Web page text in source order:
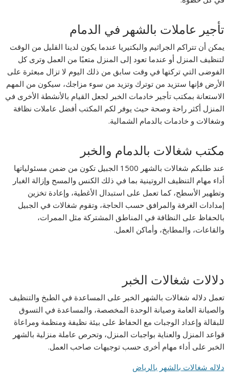
تأجير عاملات بالشهر في الدمام
يمكن أن تتراكم الجراثيم والبكتيريا عندما يكون لدينا القليل من الوقت
لتنظيف المنزل أو عندما تعود إلى المنزل متعبًا من العمل وترى كل
الفوضى التي تركتها في وقت سابق من ذلك اليوم لا تزال مبعثرة على
الأرض فإنها ستزيد من توترك وتزيد من سوء مزاجك، سيكون من المهم
الاستعانة بمكتب تأجير خادمات الخبر لجعل القيام بالأنشطة الأخرى في
المنزل أكثر راحة وصحة حيث يوفر لكم المكتب أفضل عاملات نظافة
وشغالات و خادمات بالدمام الشمالية.
مكتب شغالات بالدمام والخبر
عند طلبكم شغالات بالشهر 1500 الجبيل تكون من ضمن مسئولياتها
أداء مهام التنظيف الروتينية بما في ذلك الكنس والمسح وإزالة الغبار
وتطهير الأسطح، كما تعمل على استبدال الأغطية، وإعادة تخزين
إمدادات الغرفة والمرافق حسب الحاجة، وتقوم شغالات في الجبيل
بالحفاظ على النظافة في المناطق المشتركة مثل الممرات،
والقاعات، والمطابخ، وأماكن العمل.
دلالات شغالات الخبر
تعمل دلاله شغالات بالشهر الخبر على المساعدة في الطبخ والتنظيف
والصيانة العامة وصيانة الوحدة المخصصة، والمساعدة في التسوق
للبقالة وإعداد الوجبات مع الحفاظ على بيئة نظيفة ومنظمة ومراعاة
قواعد المنزل والعناية بواجبات المنزل، وتحرص عاملة منزلية بالشهر
الخبر على أداء مهام أخرى حسب توجيهات صاحب العمل.
دلاله شغالات بالشهر بالرياض